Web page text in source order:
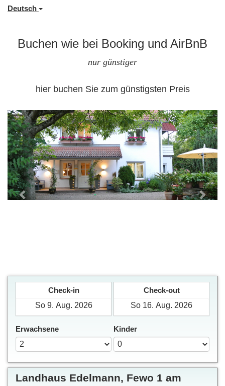
Deutsch
Buchen wie bei Booking und AirBnB
nur günstiger
hier buchen Sie zum günstigsten Preis
Previous Next
Check-in Check-out
Erwachsene Kinder
Landhaus Edelmann, Fewo 1 am